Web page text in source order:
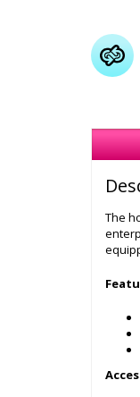
The